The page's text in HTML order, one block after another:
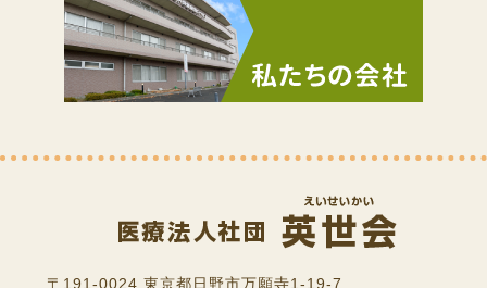
〒191-0024 東京都日野市万願寺1-19-7